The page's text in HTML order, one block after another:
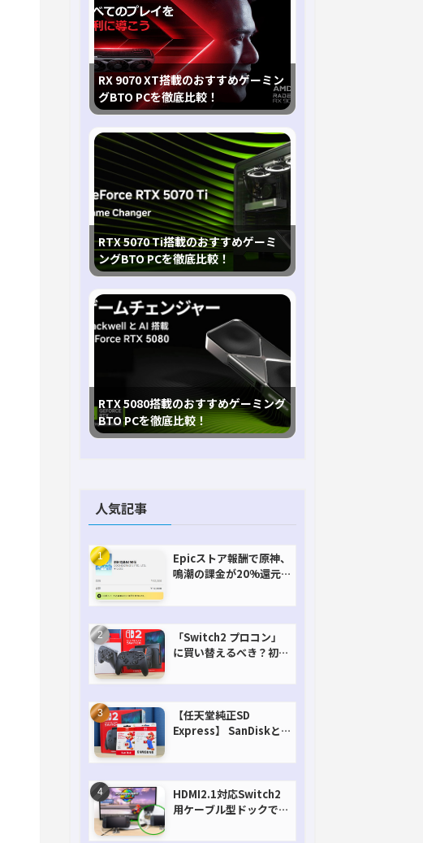
RX 9070 XT搭載のおすすめゲーミン
グBTO PCを徹底比較！
RTX 5070 Ti搭載のおすすめゲーミ
ングBTO PCを徹底比較！
RTX 5080搭載のおすすめゲーミング
BTO PCを徹底比較！
人気記事
Epicストア報酬で原神、
鳴潮の課金が20%還元
「Switch2 プロコン」
に買い替えるべき？初代
【任天堂純正SD
Express】 SanDiskと
HDMI2.1対応Switch2
用ケーブル型ドックで省